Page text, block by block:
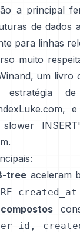
a principal
de dados
para linhas
muito
um livro
, e
slower
tree aceleram